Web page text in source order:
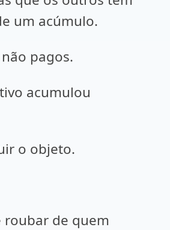
um acúmulo.
pagos.
acumulou
o objeto.
roubar de quem